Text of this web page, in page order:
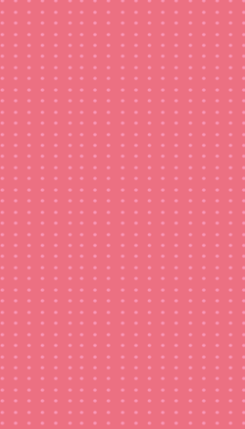
59,800
円
曲固定※変更不可